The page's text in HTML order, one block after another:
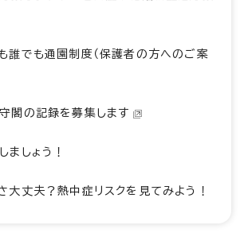
誰でも通園制度（保護者の方へのご案
閣の記録を募集します
ましょう！
大丈夫？熱中症リスクを見てみよう！